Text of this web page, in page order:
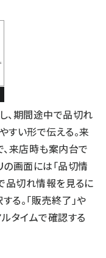
、期間途中で品切れ
すい形で伝える。来
来店時も案内台で
画面には「品切情
品切れ情報を見るに
。「販売終了」や
タイムで確認する